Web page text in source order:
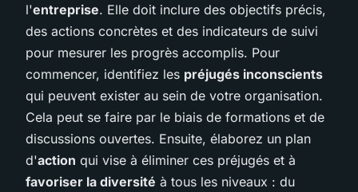
l'entreprise. Elle doit inclure des objectifs précis,
des actions concrètes et des indicateurs de suivi
pour mesurer les progrès accomplis. Pour
commencer, identifiez les préjugés inconscients
qui peuvent exister au sein de votre organisation.
Cela peut se faire par le biais de formations et de
discussions ouvertes. Ensuite, élaborez un plan
d'action qui vise à éliminer ces préjugés et à
favoriser la diversité à tous les niveaux : du